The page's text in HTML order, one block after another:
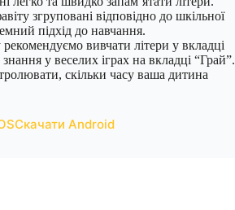
згруповані відповідно до шкільної
підхід до навчання.
вивчати літери у вкладці
у веселих іграх на вкладці “Грай”.
скільки часу ваша дитина
Скачати Android